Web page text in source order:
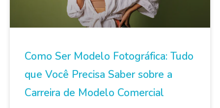
Como Ser Modelo Fotográfica: Tudo
que Você Precisa Saber sobre a
Carreira de Modelo Comercial